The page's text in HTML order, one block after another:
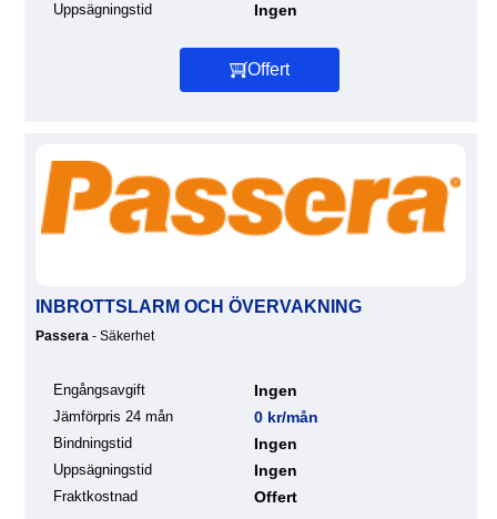
Uppsägningstid Ingen
Offert
INBROTTSLARM OCH ÖVERVAKNING
Passera - Säkerhet
Engångsavgift Ingen
Jämförpris 24 mån 0 kr/mån
Bindningstid Ingen
Uppsägningstid Ingen
Fraktkostnad Offert